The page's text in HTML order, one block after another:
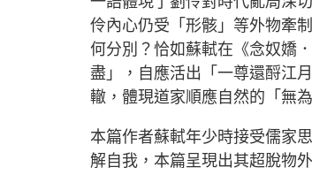
伶內心仍受「形骸」等外物牽
何分別？恰如蘇軾在《念奴嬌
盡」，自應活出「一尊還酹江
轍，體現道家順應自然的「無
本篇作者蘇軾年少時接受儒家
解自我，本篇呈現出其超脫物